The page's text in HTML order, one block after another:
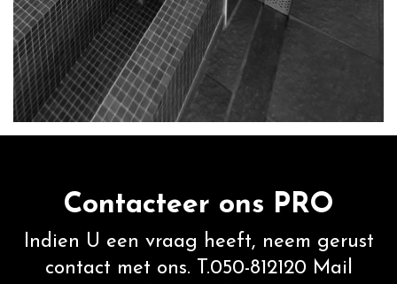
Contacteer ons PRO
Indien U een vraag heeft, neem gerust
contact met ons. T.050-812120 Mail